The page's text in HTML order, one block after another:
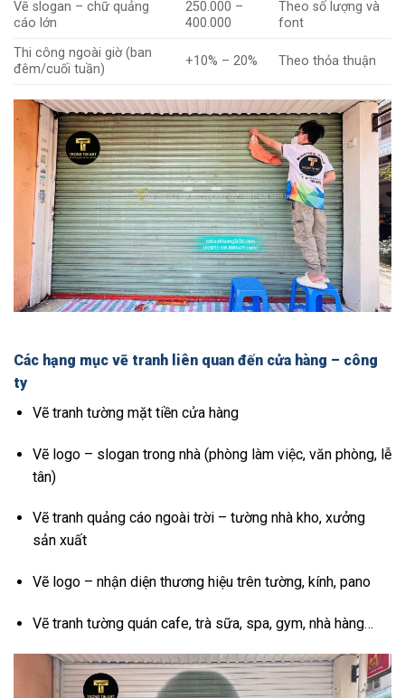
Vẽ slogan – chữ quảng
cáo lớn
250.000 –
400.000
Theo số lượng và
font
Thi công ngoài giờ (ban
đêm/cuối tuần)
+10% – 20% Theo thỏa thuận
Các hạng mục vẽ tranh liên quan đến cửa hàng – công
ty
Vẽ tranh tường mặt tiền cửa hàng
Vẽ logo – slogan trong nhà (phòng làm việc, văn phòng, lễ
tân)
Vẽ tranh quảng cáo ngoài trời – tường nhà kho, xưởng
sản xuất
Vẽ logo – nhận diện thương hiệu trên tường, kính, pano
Vẽ tranh tường quán cafe, trà sữa, spa, gym, nhà hàng…